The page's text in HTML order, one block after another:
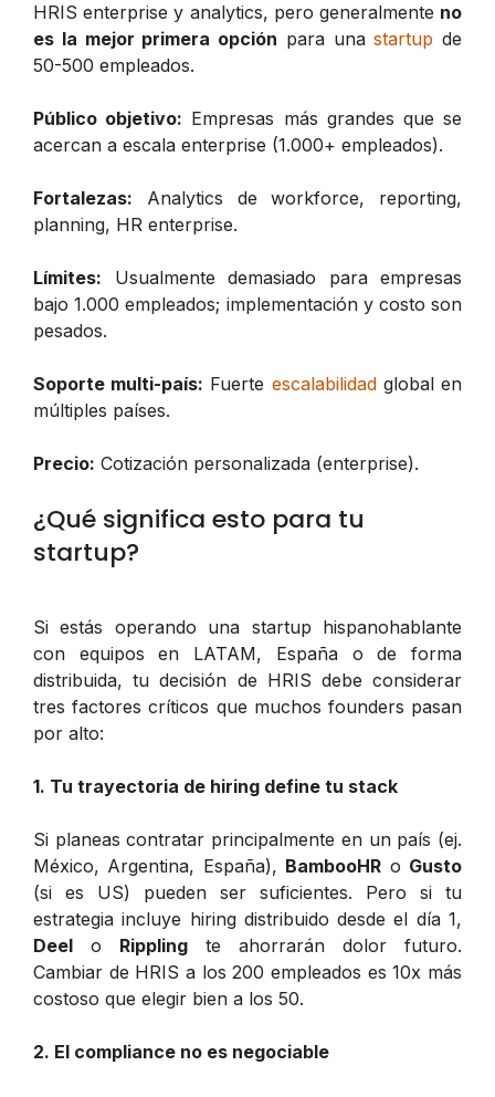
HRIS enterprise y analytics, pero generalmente no
es la mejor primera opción para unastartup de
50-500 empleados.
Público objetivo: Empresas más grandes que se
acercan a escala enterprise (1.000+ empleados).
Fortalezas: Analytics de workforce, reporting,
planning, HR enterprise.
Límites: Usualmente demasiado para empresas
bajo 1.000 empleados; implementación y costo son
pesados.
Soporte multi-país: Fuerte escalabilidadglobal en
múltiples países.
Precio: Cotización personalizada (enterprise).
¿Qué significa esto para tu
startup?
Si estás operando una startup hispanohablante
con equipos en LATAM, España o de forma
distribuida, tu decisión de HRIS debe considerar
tres factores críticos que muchos founders pasan
por alto:
1. Tu trayectoria de hiring define tu stack
Si planeas contratar principalmente en un país (ej.
México, Argentina, España), BambooHR o Gusto
(si es US) pueden ser suficientes. Pero si tu
estrategia incluye hiring distribuido desde el día 1,
Deel o Rippling te ahorrarán dolor futuro.
Cambiar de HRIS a los 200 empleados es 10x más
costoso que elegir bien a los 50.
2. El compliance no es negociable